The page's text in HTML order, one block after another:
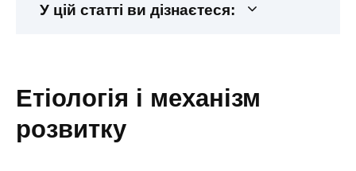
У цій статті ви дізнаєтеся:
етіологія і механізм
розвитку